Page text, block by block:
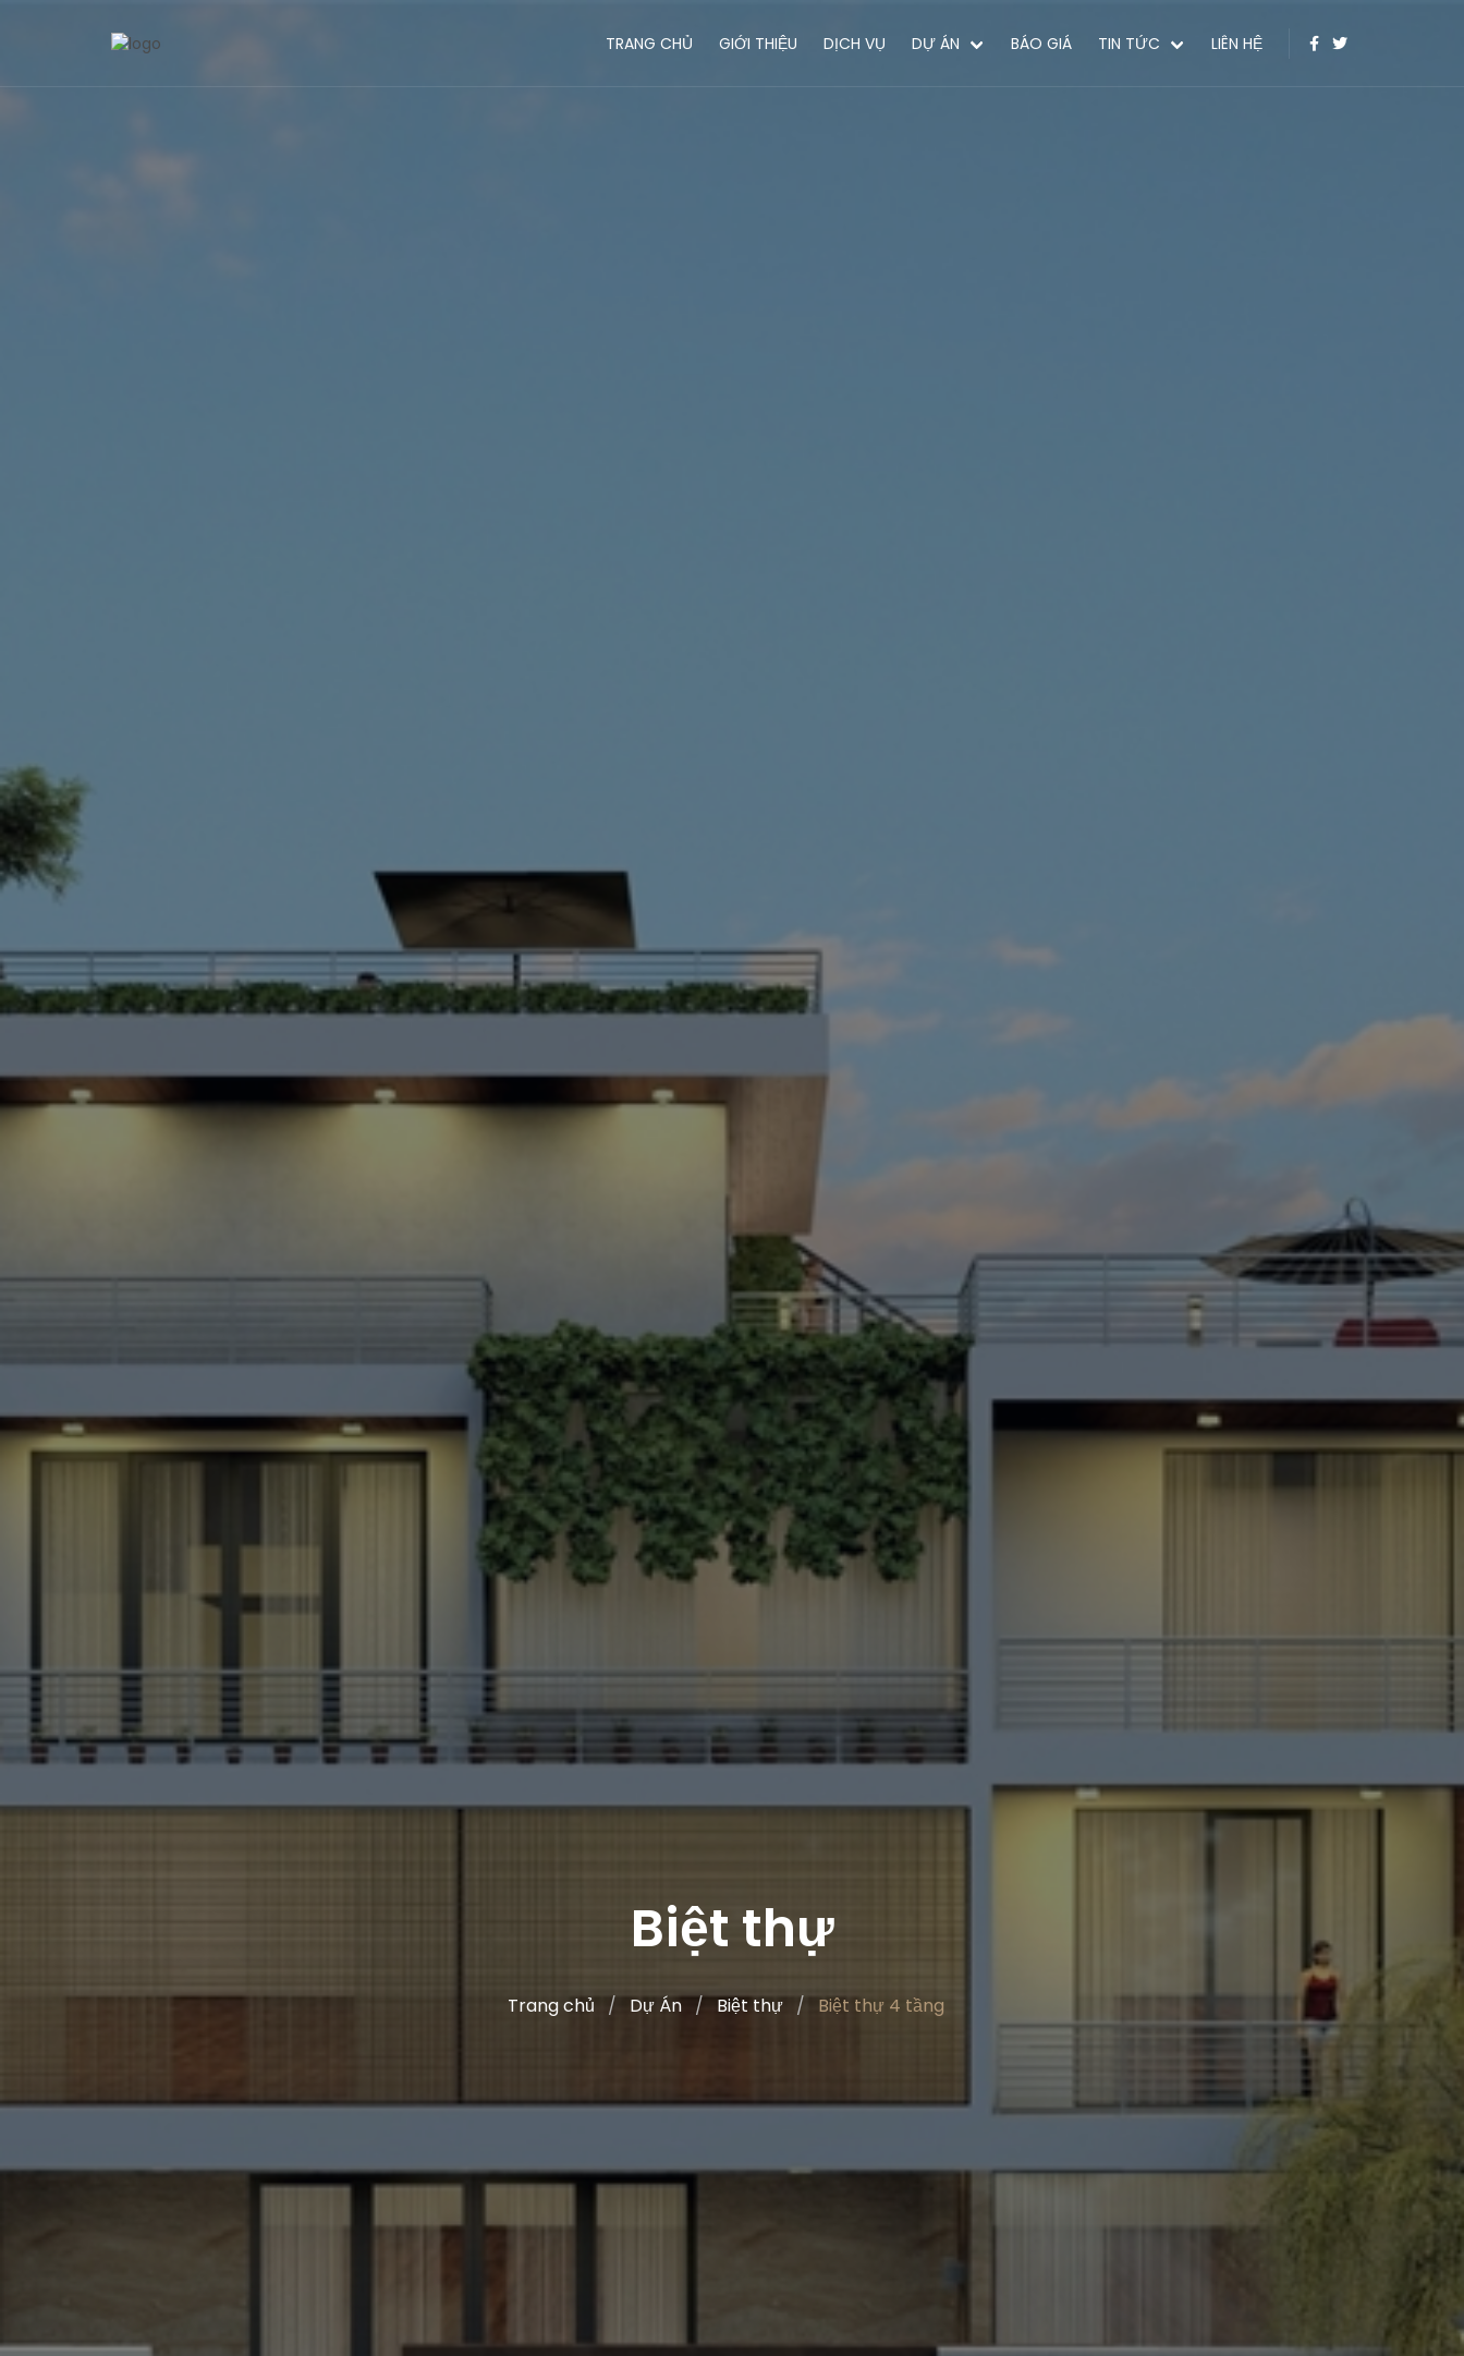
TRANG CHỦ GIỚI THIỆU DỊCH VỤ DỰ ÁN BÁO GIÁ TIN TỨC LIÊN HỆ
Biệt thự
Trang chủ Dự Án Biệt thự Biệt thự 4 tầng